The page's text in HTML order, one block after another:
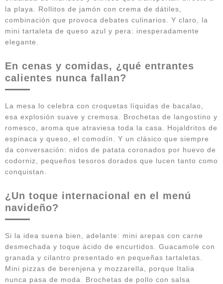
la playa. Rollitos de jamón con crema de dátiles,
combinación que provoca debates culinarios. Y claro, la
mini tartaleta de queso azul y pera: inesperadamente
elegante.
En cenas y comidas, ¿qué entrantes
calientes nunca fallan?
La mesa lo celebra con croquetas líquidas de bacalao,
esa explosión suave y cremosa. Brochetas de langostino y
romesco, aroma que atraviesa toda la casa. Hojaldritos de
espinaca y queso, el comodín. Y un clásico que siempre
da conversación: nidos de patata coronados por huevo de
codorniz, pequeños tesoros dorados que lucen tanto como
conquistan.
¿Un toque internacional en el menú
navideño?
Si la idea suena bien, adelante: mini arepas con carne
desmechada y toque ácido de encurtidos. Guacamole con
granada y cilantro presentado en pequeñas tartaletas.
Mini pizzas de berenjena y mozzarella, porque Italia
nunca pasa de moda. Brochetas de pollo con salsa